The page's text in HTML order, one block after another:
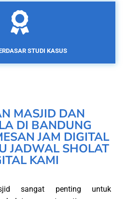
STUDI KASUS
MASJID DAN
DI BANDUNG
JAM DIGITAL
JADWAL SHOLAT
KAMI
sangat penting untuk